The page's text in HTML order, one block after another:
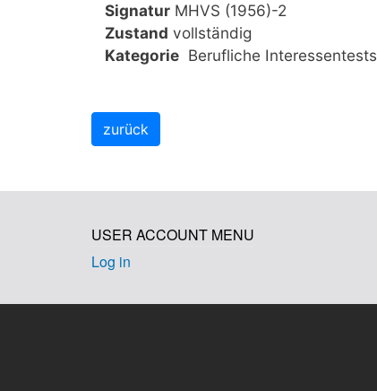
Signatur MHVS (1956)-2
Zustand vollständig
Kategorie Berufliche Interessentests
USER ACCOUNT MENU
Log in